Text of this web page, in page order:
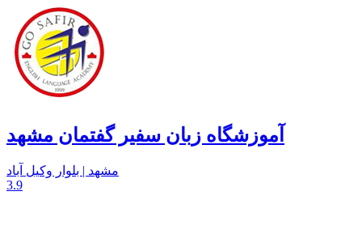
آموزشگاه زبان سفیر گفتمان مشهد
مشهد | بلوار وکیل آباد
3.9